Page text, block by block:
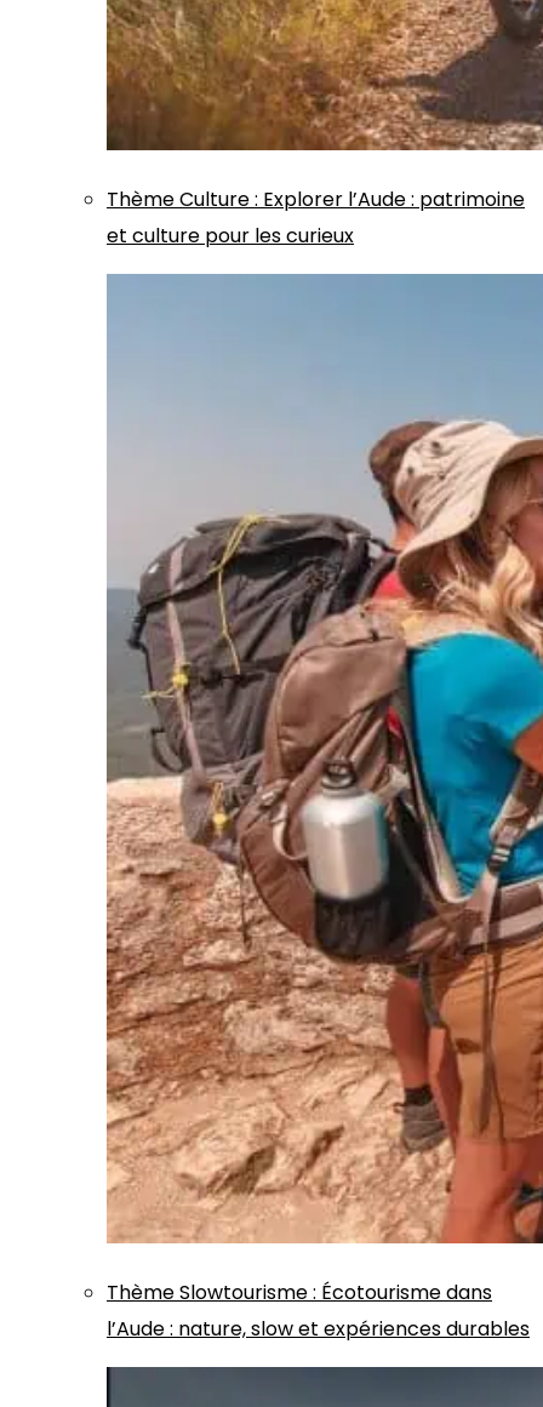
ThèmeCulture: Explorer l’Aude : patrimoine
et culture pour les curieux
ThèmeSlowtourisme: Écotourisme dans
l’Aude : nature, slow et expériences durables